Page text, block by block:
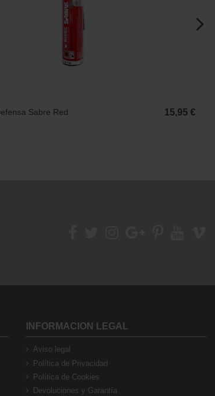
Sabre Red 15,95 €
INFORMACION LEGAL
Aviso legal
Política de Privacidad
Política de Cookies
Devoluciones y Garantía